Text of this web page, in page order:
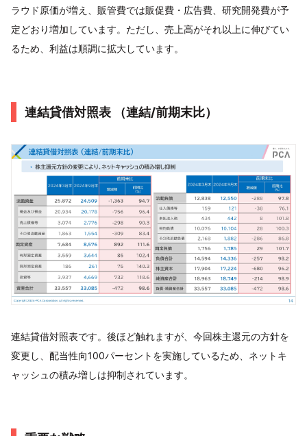
ラウド原価が増え、販管費では販促費・広告費、研究開発費が予
定どおり増加しています。ただし、売上高がそれ以上に伸びてい
るため、利益は順調に拡大しています。
連結貸借対照表 （連結/前期末比）
連結貸借対照表です。後ほど触れますが、今回株主還元の方針を
変更し、配当性向100パーセントを実施しているため、ネットキ
ャッシュの積み増しは抑制されています。